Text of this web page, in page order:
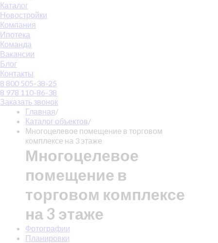
Каталог
Новостройки
Компания
Ипотека
Команда
Вакансии
Блог
Контакты
8 800 505-38-25
8 978 110-86-38
Заказать звонок
Главная/
Каталог объектов/
Многоцелевое помещение в торговом
комплексе на 3 этаже
Многоцелевое
помещение в
торговом комплексе
на 3 этаже
Фотографии
Планировки